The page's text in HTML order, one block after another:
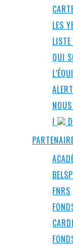
LES
QUI
I
FNRS